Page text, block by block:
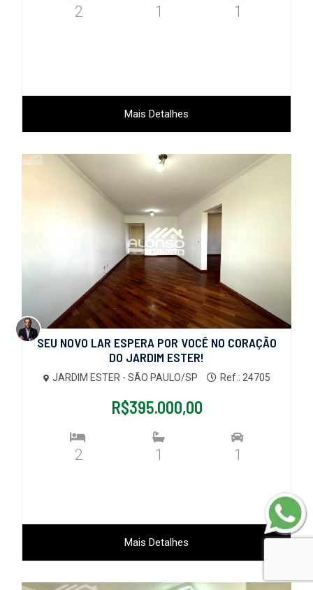
2 1 1
Mais Detalhes
SEU NOVO LAR ESPERA POR VOCÊ NO CORAÇÃO
DO JARDIM ESTER!
JARDIM ESTER - SÃO PAULO/SP Ref.: 24705
R$395.000,00
2 1 1
Mais Detalhes